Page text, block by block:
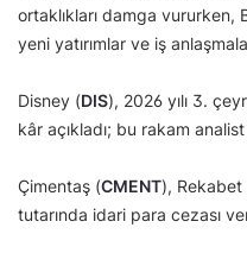
ortaklıkları damga vururken,
yeni yatırımlar ve iş
Disney (DIS), 2026 yılı 3.
kâr açıkladı; bu rakam
Çimentaş (CMENT), Rekabet
tutarında idari para cezası